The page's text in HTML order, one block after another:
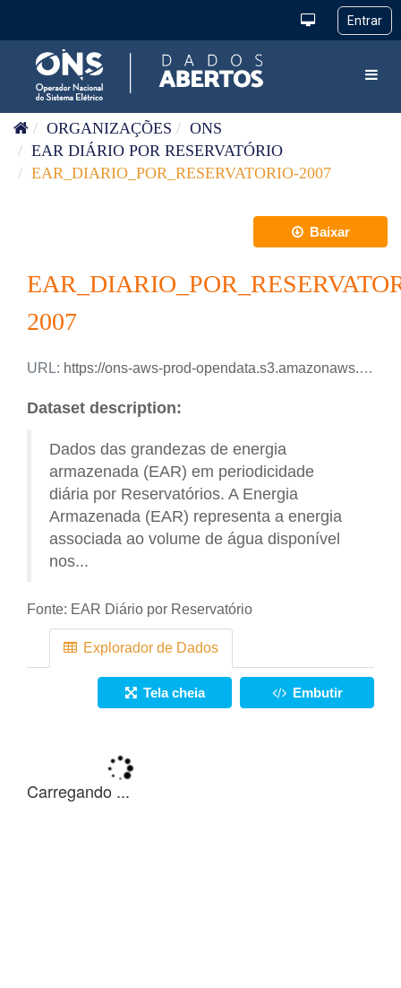
ORGANIZAÇÕES
ONS
EAR DIÁRIO POR RESERVATÓRIO
EAR_DIARIO_POR_RESERVATORIO-2007
Baixar
2007
URL: https://ons-aws-prod-opendata.s3.amazonaws.com/dataset/ear_reservatorio_di/EAR_DIARIO_RESERVATORIOS_2007.xlsx
Dataset description:
Dados das grandezas de energia
armazenada (EAR) em periodicidade
diária por Reservatórios. A Energia
Armazenada (EAR) representa a energia
associada ao volume de água disponível
nos...
Fonte: EAR Diário por Reservatório
Explorador de Dados
Tela cheia Embutir